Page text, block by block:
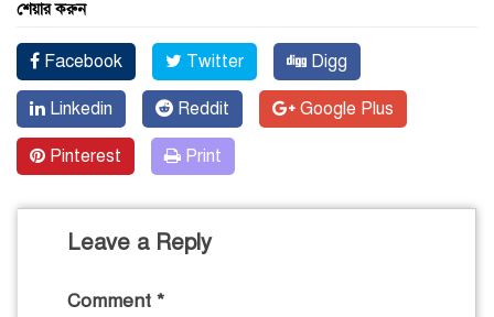
শেয়ার করুন
Facebook Twitter Digg
Linkedin Reddit Google Plus
Pinterest Print
Leave a Reply
Comment *